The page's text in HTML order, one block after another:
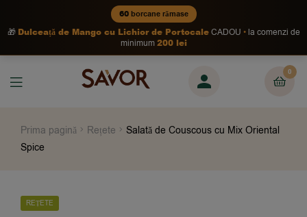
60borcane rămase
🎁 Dulceață de Mango cu Lichior de PortocaleCADOU
la comenzi de
minimum200 lei
0
Prima pagină Rețete
Salată de Couscous cu Mix Oriental
Spice
REȚETE